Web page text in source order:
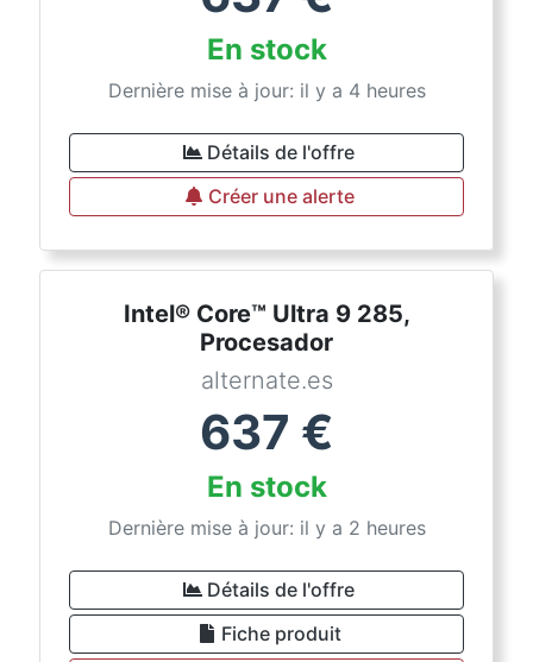
En stock
Dernière mise à jour: il y a 4 heures
Détails de l'offre
Créer une alerte
Intel® Core™ Ultra 9 285,
Procesador
alternate.es
637 €
En stock
Dernière mise à jour: il y a 2 heures
Détails de l'offre
Fiche produit